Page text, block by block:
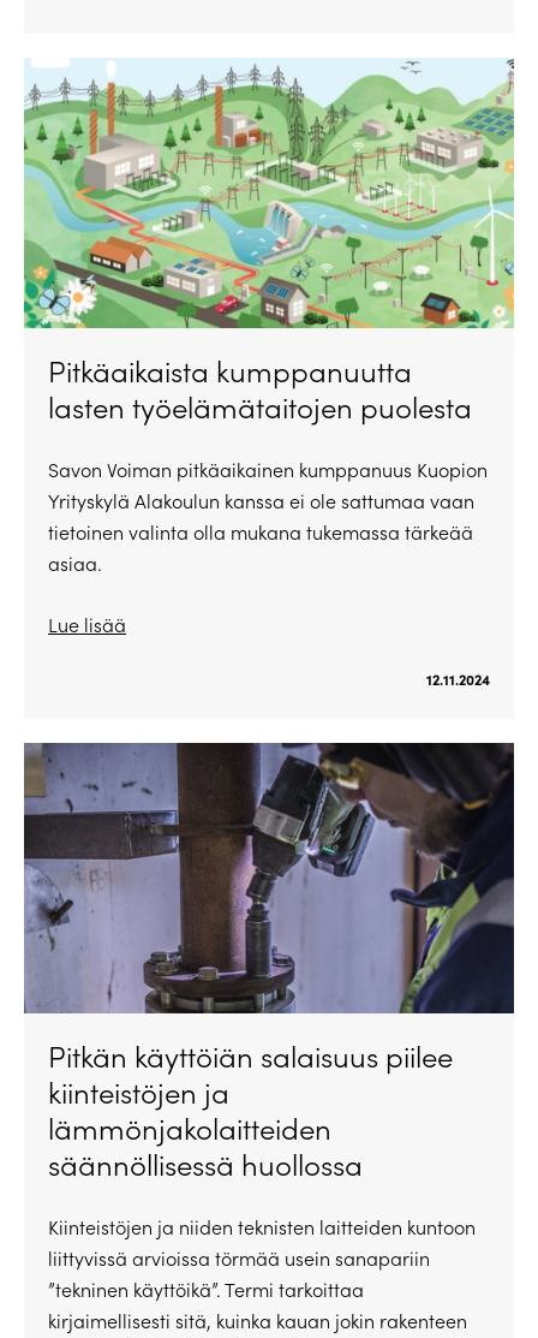
Pitkäaikaista kumppanuutta
lasten työelämätaitojen puolesta
Savon Voiman pitkäaikainen kumppanuus Kuopion
Yrityskylä Alakoulun kanssa ei ole sattumaa vaan
tietoinen valinta olla mukana tukemassa tärkeää
asiaa.
Lue lisää
12.11.2024
Pitkän käyttöiän salaisuus piilee
kiinteistöjen ja
lämmönjakolaitteiden
säännöllisessä huollossa
Kiinteistöjen ja niiden teknisten laitteiden kuntoon
liittyvissä arvioissa törmää usein sanapariin
”tekninen käyttöikä”. Termi tarkoittaa
kirjaimellisesti sitä, kuinka kauan jokin rakenteen